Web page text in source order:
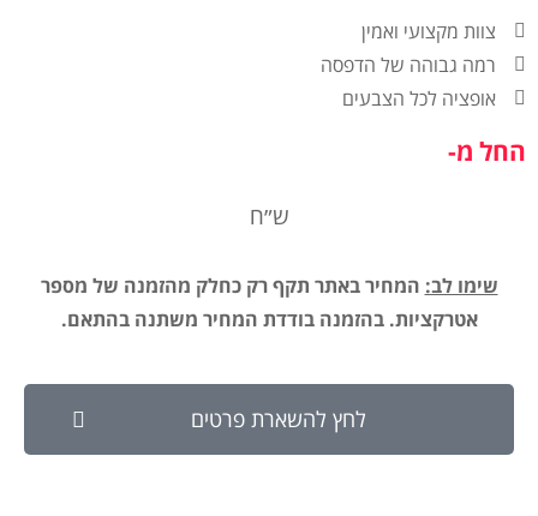
צוות מקצועי ואמין
רמה גבוהה של הדפסה
אופציה לכל הצבעים
החל מ-
ש״ח
שימו לב: המחיר באתר תקף רק כחלק מהזמנה של מספר
אטרקציות. בהזמנה בודדת המחיר משתנה בהתאם.
לחץ להשארת פרטים